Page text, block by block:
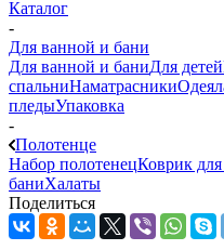
Каталог
-
Для ванной и бани
Для ванной и баниДля детей
спальниНаматрасники
пледыУпаковка
-
Полотенце
Набор полотенецКоврик
баниХалаты
Поделиться